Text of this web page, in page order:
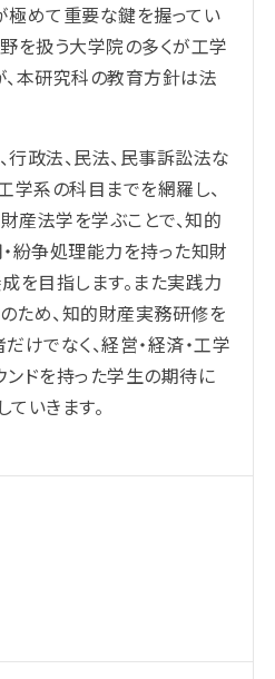
極めて重要な鍵を握ってい
を扱う大学院の多くが工学
、本研究科の教育方針は法
政法、民法、民事訴訟法な
学系の科目までを網羅し、
産法学を学ぶことで、知的
紛争処理能力を持った知財
を目指します。また実践力
ため、知的財産実務研修を
けでなく、経営・経済・工学
ンドを持った学生の期待に
いきます。